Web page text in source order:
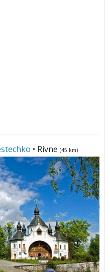
• Rivne (45 km)